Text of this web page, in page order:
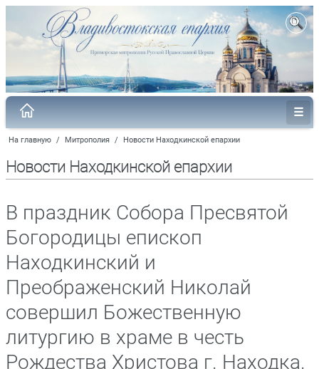
На главную / Митрополия / Новости Находкинской епархии
Новости Находкинской епархии
В праздник Собора Пресвятой
Богородицы епископ
Находкинский и
Преображенский Николай
совершил Божественную
литургию в храме в честь
Рождества Христова г. Находка.